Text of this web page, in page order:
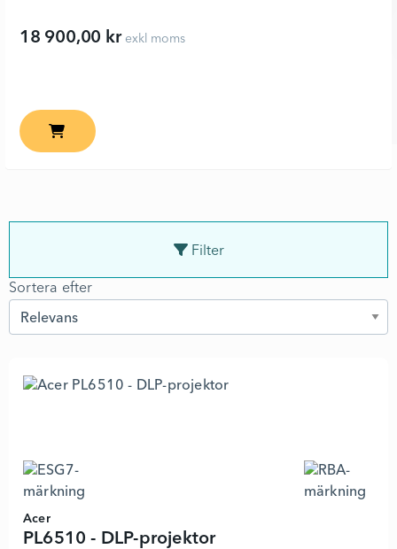
18 900,00 kr exkl moms
Filter
Sortera efter
Sortera efter
Acer
PL6510 - DLP-projektor